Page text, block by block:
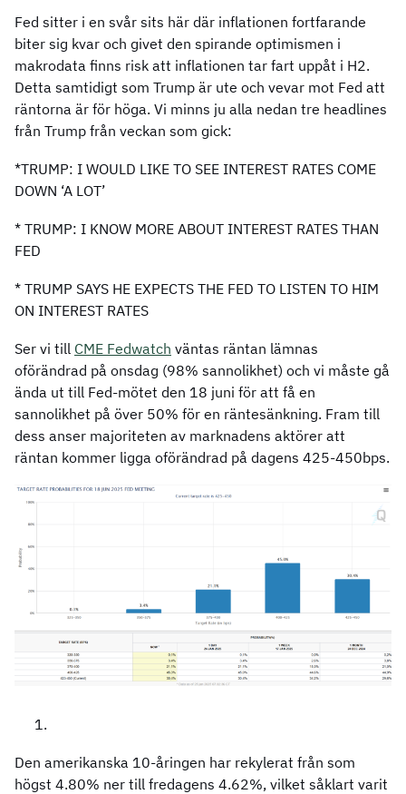
Fed sitter i en svår sits här där inflationen fortfarande
biter sig kvar och givet den spirande optimismen i
makrodata finns risk att inflationen tar fart uppåt i H2.
Detta samtidigt som Trump är ute och vevar mot Fed att
räntorna är för höga. Vi minns ju alla nedan tre headlines
från Trump från veckan som gick:
*TRUMP: I WOULD LIKE TO SEE INTEREST RATES COME
DOWN ‘A LOT’
* TRUMP: I KNOW MORE ABOUT INTEREST RATES THAN
FED
* TRUMP SAYS HE EXPECTS THE FED TO LISTEN TO HIM
ON INTEREST RATES
Ser vi till CME Fedwatch väntas räntan lämnas
oförändrad på onsdag (98% sannolikhet) och vi måste gå
ända ut till Fed-mötet den 18 juni för att få en
sannolikhet på över 50% för en räntesänkning. Fram till
dess anser majoriteten av marknadens aktörer att
räntan kommer ligga oförändrad på dagens 425-450bps.
Den amerikanska 10-åringen har rekylerat från som
högst 4.80% ner till fredagens 4.62%, vilket såklart varit